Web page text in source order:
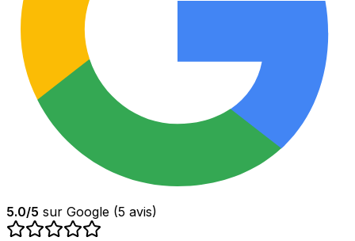
5.0/5 sur Google (5 avis)